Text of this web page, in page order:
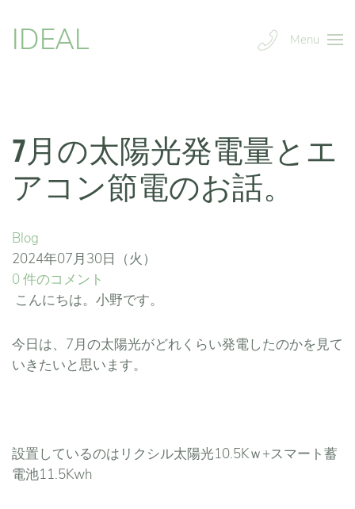
IDEAL Menu
7月の太陽光発電量とエ
アコン節電のお話。
Blog
2024年07月30日（火）
0 件のコメント
こんにちは。小野です。
今日は、7月の太陽光がどれくらい発電したのかを見て
いきたいと思います。
設置しているのはリクシル太陽光10.5Kｗ+スマート蓄
電池11.5Kwh